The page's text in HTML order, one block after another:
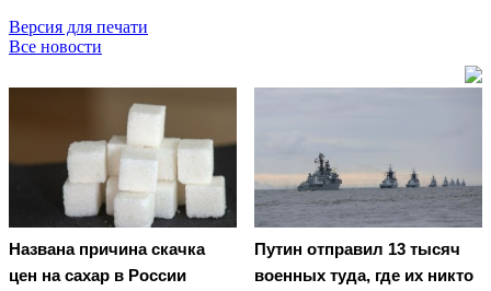
Версия для печати
Все новости
Названа причина скачка
цен на сахар в России
Путин отправил 13 тысяч
военных туда, где их никто